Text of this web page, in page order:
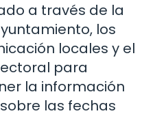
a través de la
los
locales y el
para
la información
las fechas